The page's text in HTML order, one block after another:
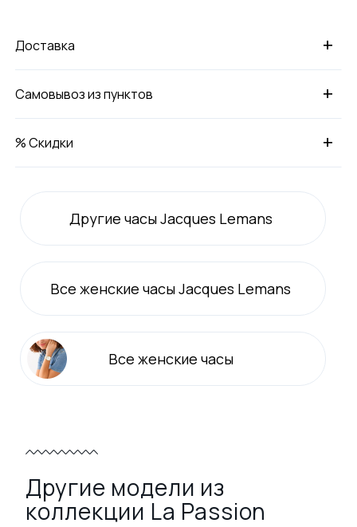
+
Доставка
+
Самовывоз из пунктов
+
% Скидки
Другие часы Jacques Lemans
Всеженские часы Jacques Lemans
Все женские часы
Другие модели из
коллекции La Passion